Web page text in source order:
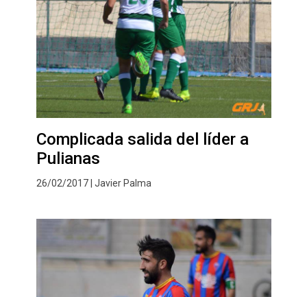
Complicada salida del líder a
Pulianas
26/02/2017 | Javier Palma